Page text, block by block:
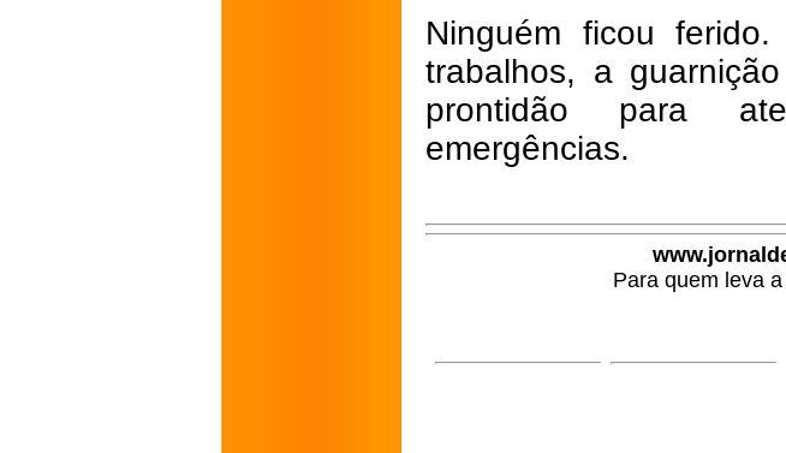
Ninguém ficou
trabalhos, a
prontidão para
emergências.
Para quem leva